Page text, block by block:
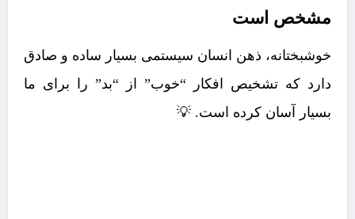
مشخص است
خوشبختانه، ذهن انسان سیستمی بسیار ساده و صادق
دارد که تشخیص افکار “خوب” از “بد” را برای ما
بسیار آسان کرده است. 💡